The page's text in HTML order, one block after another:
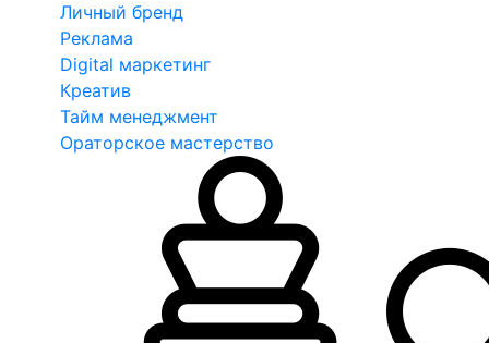
Личный бренд
Реклама
Digital маркетинг
Креатив
Тайм менеджмент
Ораторское мастерство